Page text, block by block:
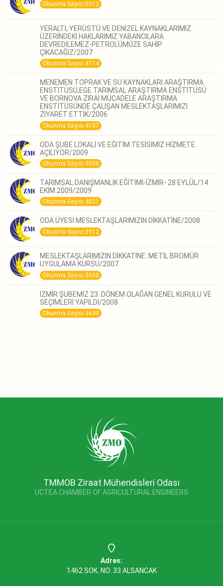
Okunma Sayısı:5512
YERALTI, YERÜSTÜ VE DENİZEL KAYNAKLARIMIZ
ÜZERİNDEKİ HAKLARIMIZ YABANCILARA
DEVREDİLEMEZ-PETROLÜMÜZE SAHİP
ÇIKACAĞIZ/2007
Okunma Sayısı:4714
MENEMEN TOPRAK VE SU KAYNAKLARI ARAŞTIRMA
ENSTİTÜSÜ,EGE TARIMSAL ARAŞTIRMA ENSTİTÜSÜ
VE BORNOVA ZİRAİ MÜCADELE ARAŞTIRMA
ENSTİTÜSÜNDE ÇALIŞAN MESLEKTAŞLARIMIZI
ZİYARET ETTİK/2006
Okunma Sayısı:4107
ODA ŞUBE LOKALİ VE EĞİTİM TESİSİMİZ HİZMETE
AÇILIYOR/2009
Okunma Sayısı:4058
TARIMSAL DANIŞMANLIK EĞİTİMİ-İZMİR- 28 EYLÜL/14
EKİM 2009/2009
Okunma Sayısı:4021
ODA ÜYESİ MESLEKTAŞLARIMIZIN DİKKATİNE/2008
Okunma Sayısı:3912
MESLEKTAŞLARIMIZIN DİKKATİNE: METİL BROMÜR
UYGULAMA KURSU/2007
Okunma Sayısı:3660
İZMİR ŞUBEMİZ 23. DÖNEM OLAĞAN GENEL KURULU VE
SEÇİMLERİ YAPILDI/2008
Okunma Sayısı:3630
TMMOB Ziraat Mühendisleri Odası
UCTEA CHAMBER OF AGRICULTURAL ENGINEERS
Adres:
1462.SOK. NO: 33 ALSANCAK